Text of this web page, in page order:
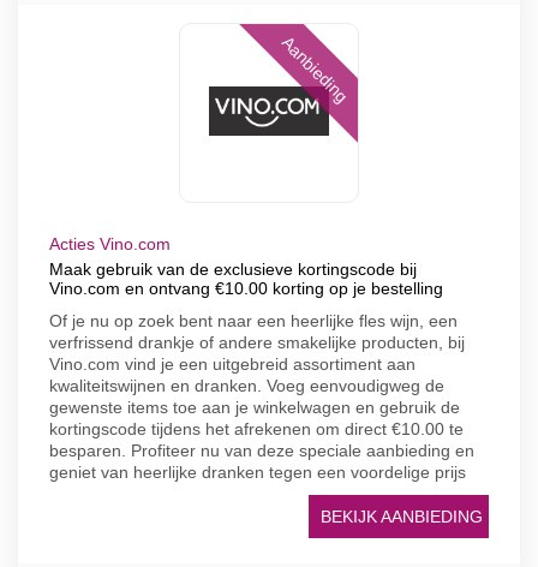
Aanbieding
Acties Vino.com
Maak gebruik van de exclusieve kortingscode bij
Vino.com en ontvang €10.00 korting op je bestelling
Of je nu op zoek bent naar een heerlijke fles wijn, een
verfrissend drankje of andere smakelijke producten, bij
Vino.com vind je een uitgebreid assortiment aan
kwaliteitswijnen en dranken. Voeg eenvoudigweg de
gewenste items toe aan je winkelwagen en gebruik de
kortingscode tijdens het afrekenen om direct €10.00 te
besparen. Profiteer nu van deze speciale aanbieding en
geniet van heerlijke dranken tegen een voordelige prijs
BEKIJK AANBIEDING